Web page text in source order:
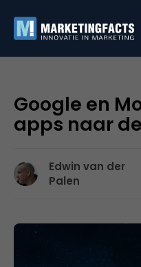
Google en
apps naar
Edwin van der
Palen